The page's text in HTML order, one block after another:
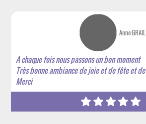
Anne GRAIL
A chaque fois nous passons un bon moment
Très bonne ambiance de joie et de fête et
Merci